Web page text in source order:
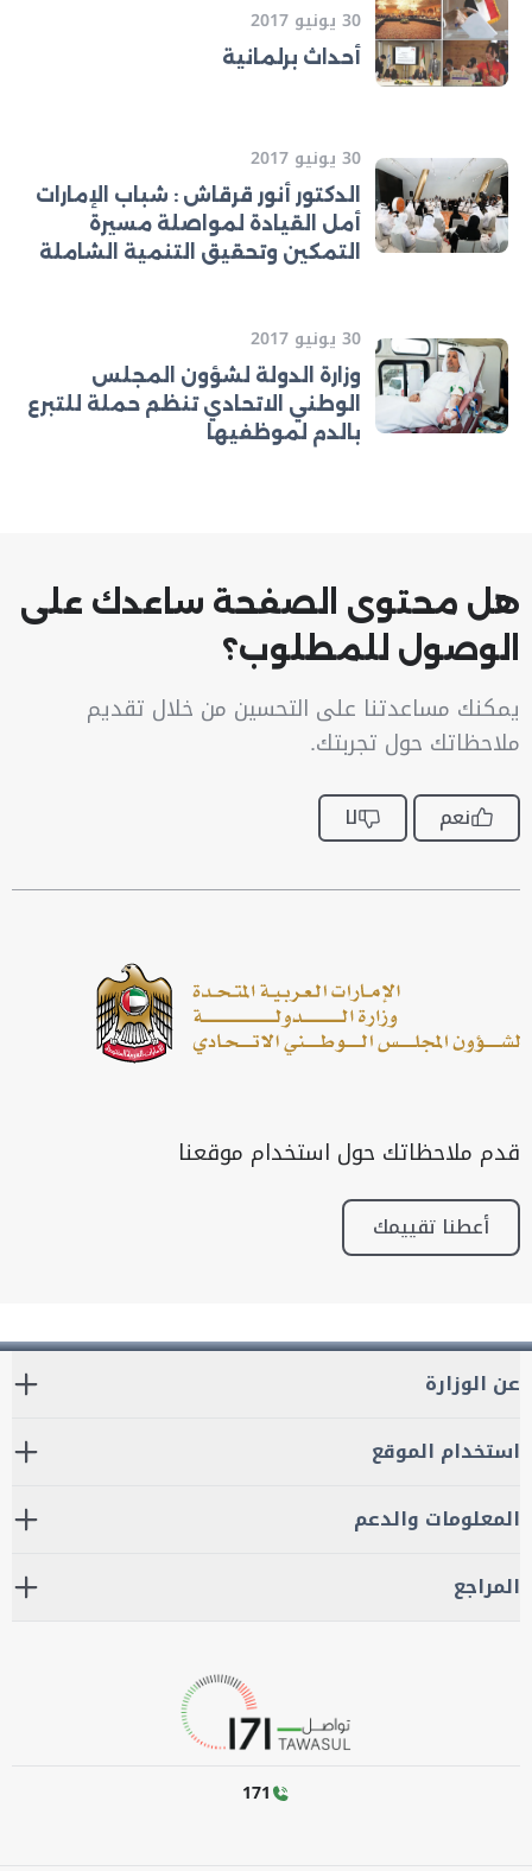
30 يونيو 2017
أحداث برلمانية
30 يونيو 2017
الدكتور أنور قرقاش : شباب الإمارات
أمل القيادة لمواصلة مسيرة
التمكين وتحقيق التنمية الشاملة
30 يونيو 2017
وزارة الدولة لشؤون المجلس
الوطني الاتحادي تنظم حملة للتبرع
بالدم لموظفيها
هل محتوى الصفحة ساعدك على
الوصول للمطلوب؟
يمكنك مساعدتنا على التحسين من خلال تقديم
ملاحظاتك حول تجربتك.
نعم لا
قدم ملاحظاتك حول استخدام موقعنا
أعطنا تقييمك
عن الوزارة
استخدام الموقع
المعلومات والدعم
المراجع
171